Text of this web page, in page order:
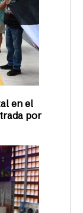
en el
por